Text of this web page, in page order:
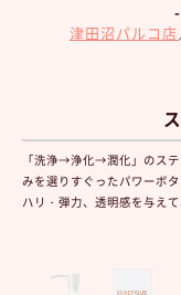
津田沼パルコ店
「洗浄→浄化→潤化」のス
みを選りすぐったパワーボ
ハリ・弾力、透明感を与え